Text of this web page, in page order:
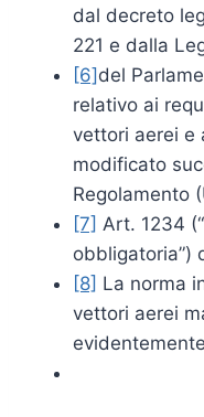
dal decreto
221 e dalla
[6] del
relativo ai
vettori aerei e
modificato
Regolamento
[7] Art. 1234
obbligatoria”)
[8] La norma
vettori aerei